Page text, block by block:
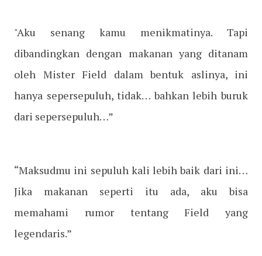
"Aku senang kamu menikmatinya. Tapi
dibandingkan dengan makanan yang ditanam
oleh Mister Field dalam bentuk aslinya, ini
hanya sepersepuluh, tidak… bahkan lebih buruk
dari sepersepuluh…”
“Maksudmu ini sepuluh kali lebih baik dari ini…
Jika makanan seperti itu ada, aku bisa
memahami rumor tentang Field yang
legendaris.”